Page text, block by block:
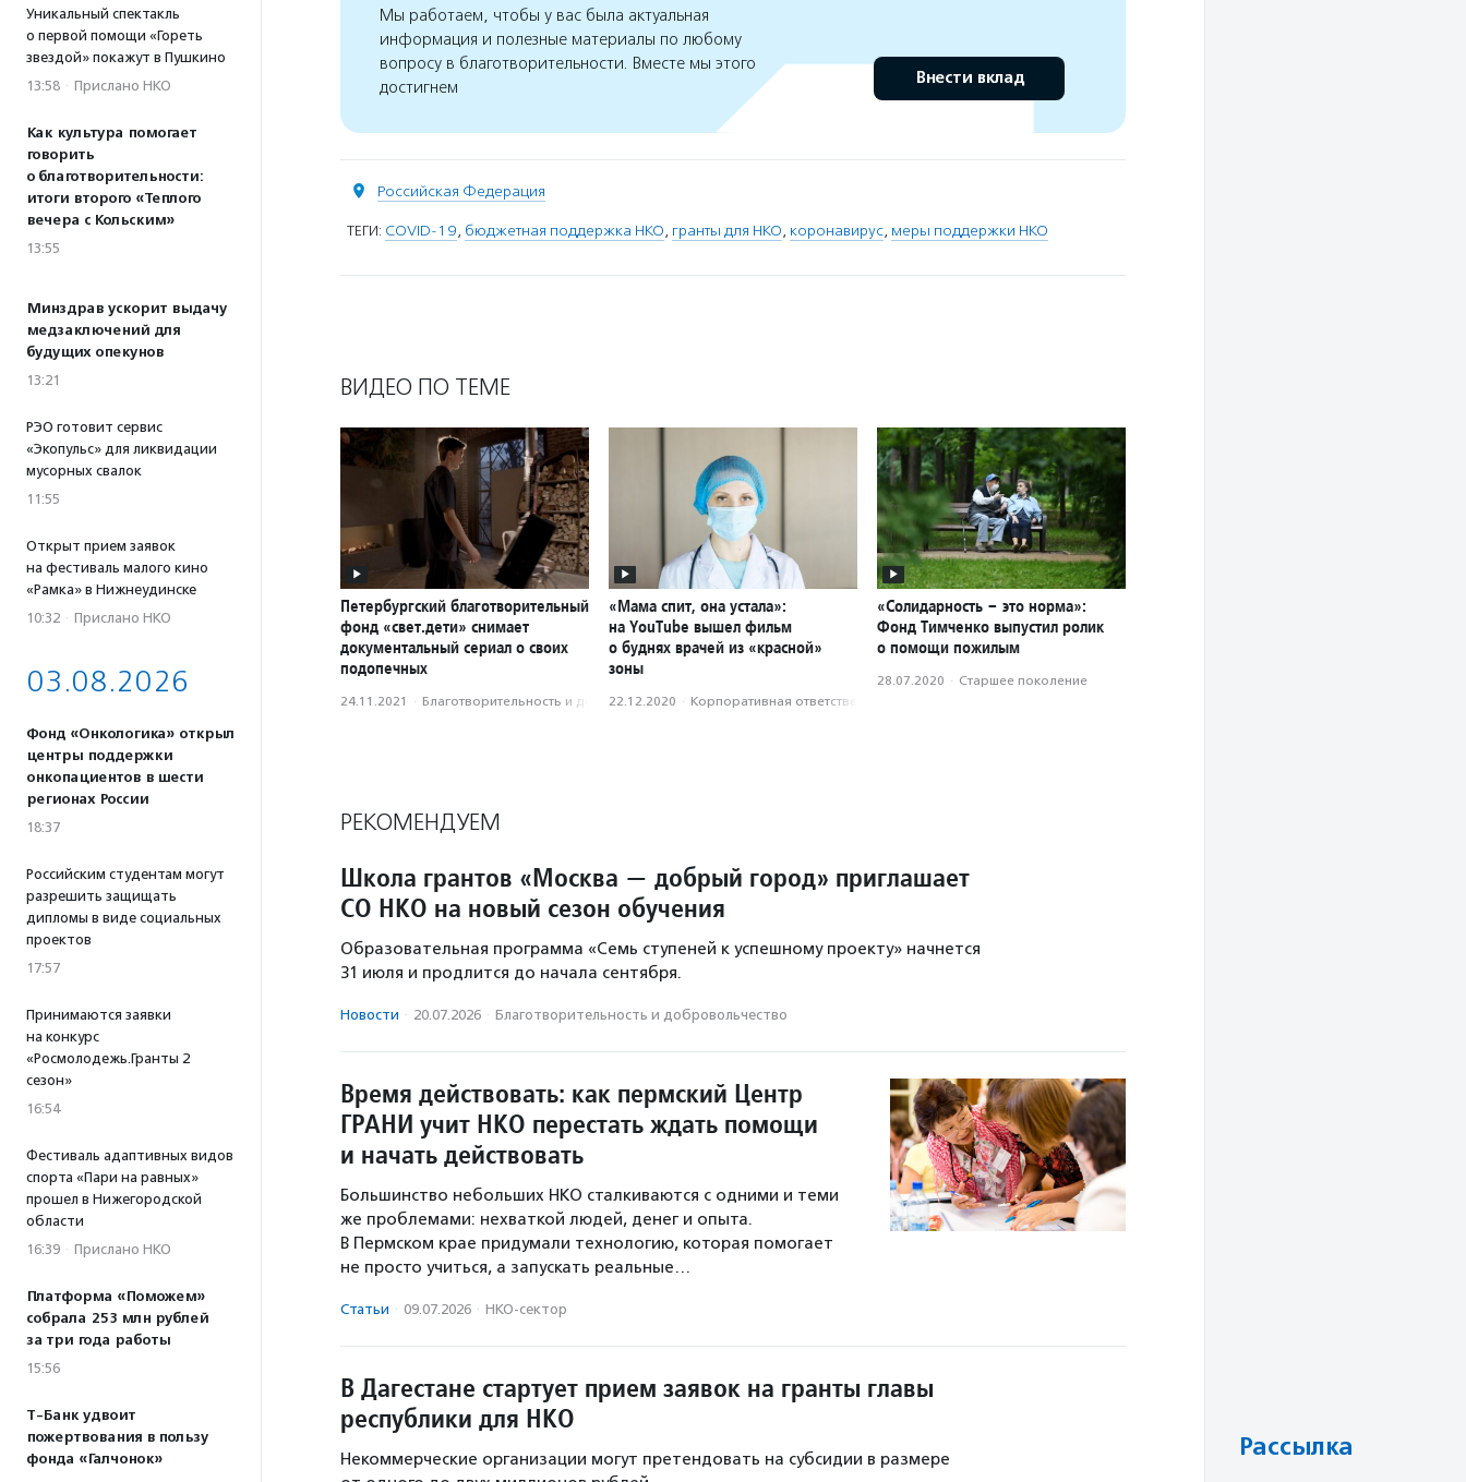
Уникальный спектакль
о первой помощи «Гореть
звездой» покажут в Пушкино
13:58 · Прислано НКО
Как культура помогает
говорить
о благотворительности:
итоги второго «Теплого
вечера с Кольским»
13:55
Минздрав ускорит выдачу
медзаключений для
будущих опекунов
13:21
РЭО готовит сервис
«Экопульс» для ликвидации
мусорных свалок
11:55
Открыт прием заявок
на фестиваль малого кино
«Рамка» в Нижнеудинске
10:32 · Прислано НКО
03.08.2026
Фонд «Онкологика» открыл
центры поддержки
онкопациентов в шести
регионах России
18:37
Российским студентам могут
разрешить защищать
дипломы в виде социальных
проектов
17:57
Принимаются заявки
на конкурс
«Росмолодежь.Гранты 2
сезон»
16:54
Фестиваль адаптивных видов
спорта «Пари на равных»
прошел в Нижегородской
области
16:39 · Прислано НКО
Платформа «Поможем»
собрала 253 млн рублей
за три года работы
15:56
Т-Банк удвоит
пожертвования в пользу
фонда «Галчонок»
Мы работаем, чтобы у вас была актуальная
информация и полезные материалы по любому
вопросу в благотворительности. Вместе мы этого
достигнем
Внести вклад
Российская Федерация
ТЕГИ: COVID-19, бюджетная поддержка НКО, гранты для НКО, коронавирус, меры поддержки НКО
ВИДЕО ПО ТЕМЕ
Петербургский благотворительный
фонд «свет.дети» снимает
документальный сериал о своих
подопечных
24.11.2021 · Благотвори­тель­ность и доброволь­чест­во
«Мама спит, она устала»:
на YouTube вышел фильм
о буднях врачей из «красной»
зоны
22.12.2020 · Корпоративная ответственность
«Солидарность – это норма»:
Фонд Тимченко выпустил ролик
о помощи пожилым
28.07.2020 · Старшее поколение
РЕКОМЕНДУЕМ
Школа грантов «Москва — добрый город» приглашает
СО НКО на новый сезон обучения
Образовательная программа «Семь ступеней к успешному проекту» начнется
31 июля и продлится до начала сентября.
Новости · 20.07.2026 · Благотвори­тель­ность и доброволь­чест­во
Время действовать: как пермский Центр
ГРАНИ учит НКО перестать ждать помощи
и начать действовать
Большинство небольших НКО сталкиваются с одними и теми
же проблемами: нехваткой людей, денег и опыта.
В Пермском крае придумали технологию, которая помогает
не просто учиться, а запускать реальные…
Статьи · 09.07.2026 · НКО-сектор
В Дагестане стартует прием заявок на гранты главы
республики для НКО
Некоммерческие организации могут претендовать на субсидии в размере
Рассылка